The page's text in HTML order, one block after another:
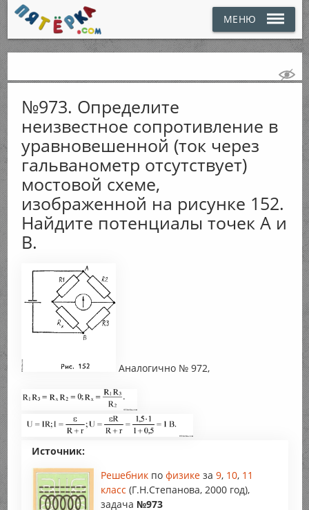
МЕНЮ
№973. Определите
неизвестное сопротивление в
уравновешенной (ток через
гальванометр отсутствует)
мостовой схеме,
изображенной на рисунке 152.
Найдите потенциалы точек А и
В.
Аналогично № 972,
Источник:
Решебник по физике за 9, 10, 11
класс (Г.Н.Степанова, 2000 год),
задача №973